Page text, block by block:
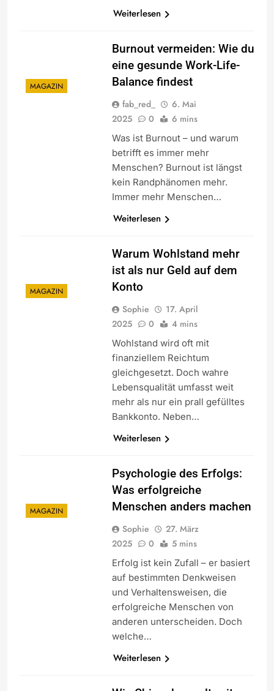
Weiterlesen
MAGAZIN
Burnout vermeiden: Wie du
eine gesunde Work-Life-
Balance findest
fab_red_
6. Mai
2025
0 6 mins
Was ist Burnout – und warum
betrifft es immer mehr
Menschen? Burnout ist längst
kein Randphänomen mehr.
Immer mehr Menschen…
Weiterlesen
MAGAZIN
Warum Wohlstand mehr
ist als nur Geld auf dem
Konto
Sophie
17. April
2025
0 4 mins
Wohlstand wird oft mit
finanziellem Reichtum
gleichgesetzt. Doch wahre
Lebensqualität umfasst weit
mehr als nur ein prall gefülltes
Bankkonto. Neben…
Weiterlesen
MAGAZIN
Psychologie des Erfolgs:
Was erfolgreiche
Menschen anders machen
Sophie
27. März
2025
0 5 mins
Erfolg ist kein Zufall – er basiert
auf bestimmten Denkweisen
und Verhaltensweisen, die
erfolgreiche Menschen von
anderen unterscheiden. Doch
welche…
Weiterlesen